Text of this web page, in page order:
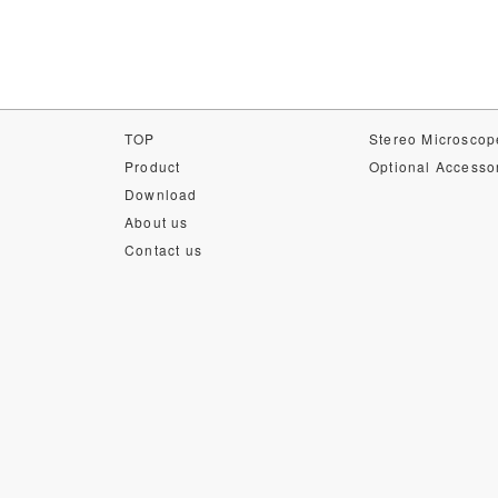
TOP
Product
Download
About us
Contact us
Stereo
Optional